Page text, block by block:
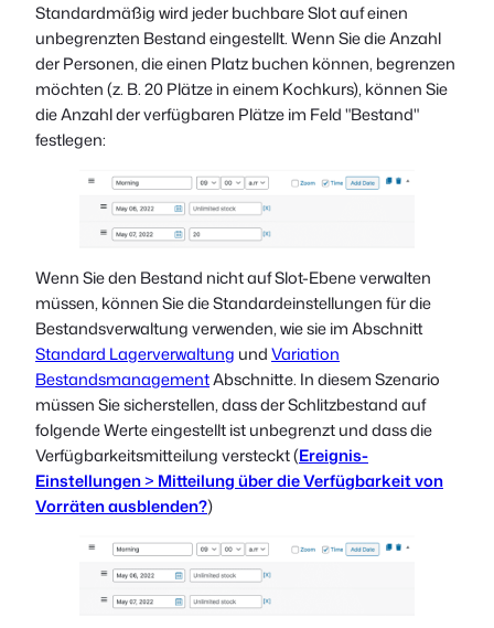
Standardmäßig wird jeder buchbare Slot auf einen
unbegrenzten Bestand eingestellt. Wenn Sie die Anzahl
der Personen, die einen Platz buchen können, begrenzen
möchten (z. B. 20 Plätze in einem Kochkurs), können Sie
die Anzahl der verfügbaren Plätze im Feld "Bestand"
festlegen:
Wenn Sie den Bestand nicht auf Slot-Ebene verwalten
müssen, können Sie die Standardeinstellungen für die
Bestandsverwaltung verwenden, wie sie im Abschnitt
Standard Lagerverwaltung undVariation
BestandsmanagementAbschnitte. In diesem Szenario
müssen Sie sicherstellen, dass der Schlitzbestand auf
folgende Werte eingestellt istunbegrenztund dass die
Verfügbarkeitsmitteilungversteckt(Ereignis-
Einstellungen> Mitteilung über die Verfügbarkeit von
Vorräten ausblenden?)